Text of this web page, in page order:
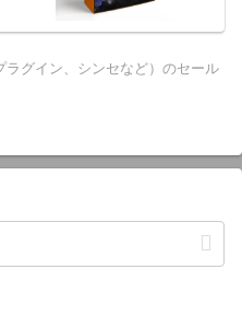
ラグイン、シンセなど）のセール